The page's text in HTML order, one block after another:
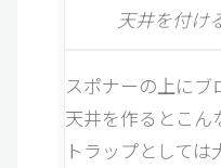
天井を付け
スポナーの上にブ
天井を作るとこん
トラップとしては